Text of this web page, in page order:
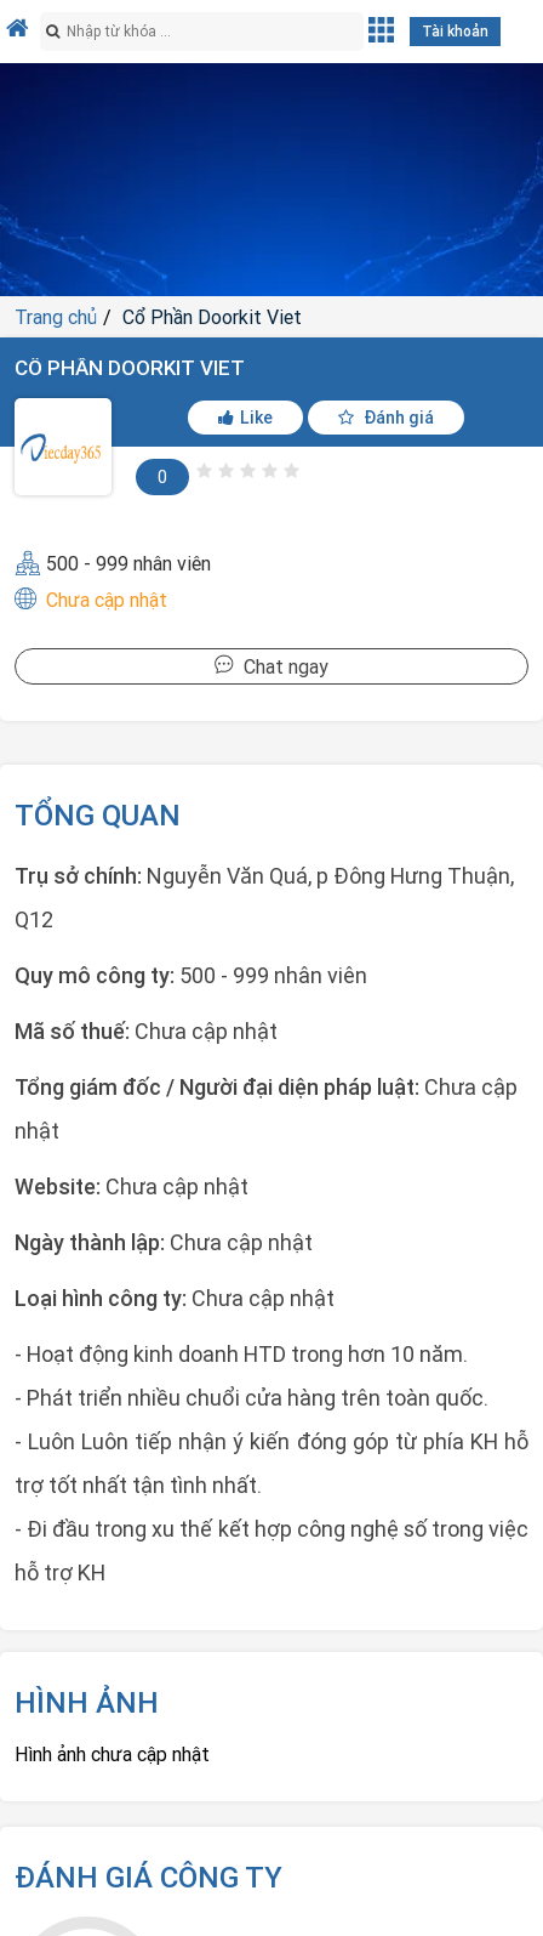
Tài khoản
Trang chủ Cổ Phần Doorkit Viet
CỔ PHẦN DOORKIT VIET
Like Đánh giá
0
500 - 999 nhân viên
Chưa cập nhật
Chat ngay
TỔNG QUAN
Trụ sở chính: Nguyễn Văn Quá, p Đông Hưng Thuận,
Q12
Quy mô công ty: 500 - 999 nhân viên
Mã số thuế: Chưa cập nhật
Tổng giám đốc / Người đại diện pháp luật: Chưa cập
nhật
Website: Chưa cập nhật
Ngày thành lập: Chưa cập nhật
Loại hình công ty: Chưa cập nhật
- Hoạt động kinh doanh HTD trong hơn 10 năm.
- Phát triển nhiều chuổi cửa hàng trên toàn quốc.
- Luôn Luôn tiếp nhận ý kiến đóng góp từ phía KH hỗ
trợ tốt nhất tận tình nhất.
- Đi đầu trong xu thế kết hợp công nghệ số trong việc
hỗ trợ KH
HÌNH ẢNH
Hình ảnh chưa cập nhật
ĐÁNH GIÁ CÔNG TY